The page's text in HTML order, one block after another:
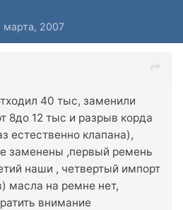
марта, 2007
40 тыс, заменили
8до 12 тыс и разрыв корда
естественно клапана),
заменены ,первый ремень
наши , четвертый импорт
масла на ремне нет,
внимание